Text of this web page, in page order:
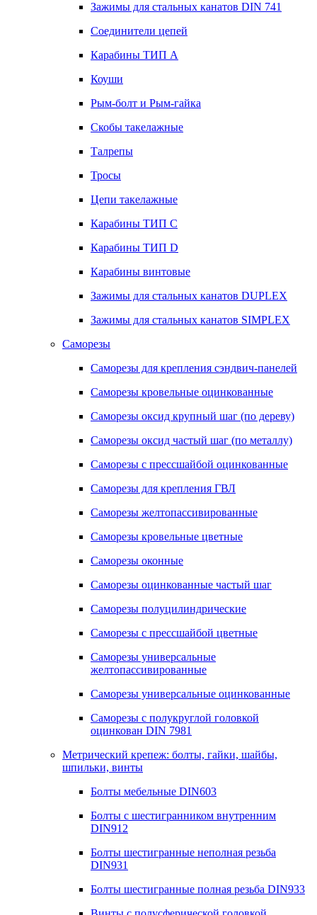
Зажимы для стальных канатов DIN 741
Соединители цепей
Карабины ТИП А
Коуши
Рым-болт и Рым-гайка
Скобы такелажные
Талрепы
Тросы
Цепи такелажные
Карабины ТИП C
Карабины ТИП D
Карабины винтовые
Зажимы для стальных канатов DUPLEX
Зажимы для стальных канатов SIMPLEX
Саморезы
Саморезы для крепления сэндвич-панелей
Саморезы кровельные оцинкованные
Саморезы оксид крупный шаг (по дереву)
Саморезы оксид частый шаг (по металлу)
Саморезы с прессшайбой оцинкованные
Саморезы для крепления ГВЛ
Саморезы желтопассивированные
Саморезы кровельные цветные
Саморезы оконные
Саморезы оцинкованные частый шаг
Саморезы полуцилиндрические
Саморезы с прессшайбой цветные
Саморезы универсальные
желтопассивированные
Саморезы универсальные оцинкованные
Саморезы с полукруглой головкой
оцинкован DIN 7981
Метрический крепеж: болты, гайки, шайбы,
шпильки, винты
Болты мебельные DIN603
Болты с шестигранником внутренним
DIN912
Болты шестигранные неполная резьба
DIN931
Болты шестигранные полная резьба DIN933